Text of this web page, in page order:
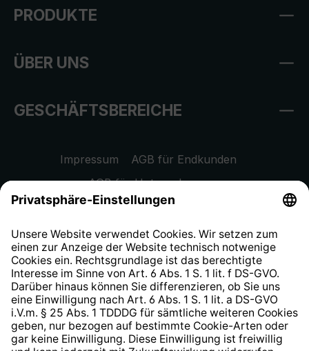
PRODUKTE
ÜBER UNS
GESCHÄFTSBEREICHE
Impressum
AGB für Endkunden
AGB für Unternehmen
Datenschutzhinweis
Widerrufsrecht
Hinweisgeberschutzsystem
Barrierefreiheit